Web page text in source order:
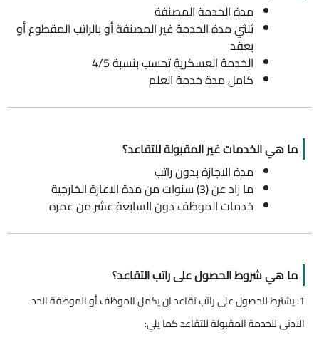
مدة الخدمة المصنفة
ثلثي مدة الخدمة غير المصنفة أو بالراتب المقطوع أو
بعقد
الخدمة العسكرية تحسب بنسبة 4/5
كامل مدة خدمة العلم
ما هي الخدمات غير المقبولة للتقاعد؟
مدة الاجازة بدون راتب
ما زاد عن (3) سنوات من مدة الاعارة الخارجية
خدمات الموظف دون السابعة عشر من عمره
ما هي شروط الحصول على راتب التقاعد؟
1. يشترط للحصول على راتب تقاعد ان يكمل الموظف أو الموظفة الحد
الادنى للخدمة المقبولة للتقاعد كما يلي: